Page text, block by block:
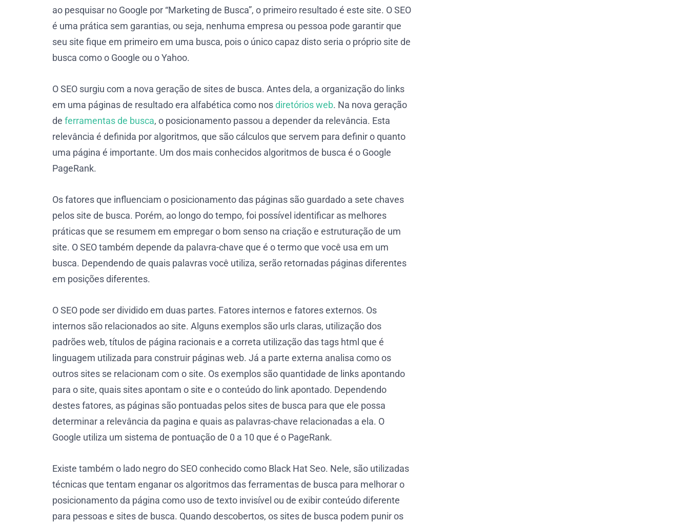
ao pesquisar no Google por “Marketing de Busca”, o primeiro resultado é este site. O SEO
é uma prática sem garantias, ou seja, nenhuma empresa ou pessoa pode garantir que
seu site fique em primeiro em uma busca, pois o único capaz disto seria o próprio site de
busca como o Google ou o Yahoo.
O SEO surgiu com a nova geração de sites de busca. Antes dela, a organização do links
em uma páginas de resultado era alfabética como nosdiretórios web. Na nova geração
de ferramentas de busca, o posicionamento passou a depender da relevância. Esta
relevância é definida por algoritmos, que são cálculos que servem para definir o quanto
uma página é importante. Um dos mais conhecidos algoritmos de busca é o Google
PageRank.
Os fatores que influenciam o posicionamento das páginas são guardado a sete chaves
pelos site de busca. Porém, ao longo do tempo, foi possível identificar as melhores
práticas que se resumem em empregar o bom senso na criação e estruturação de um
site. O SEO também depende da palavra-chave que é o termo que você usa em um
busca. Dependendo de quais palavras você utiliza, serão retornadas páginas diferentes
em posições diferentes.
O SEO pode ser dividido em duas partes. Fatores internos e fatores externos. Os
internos são relacionados ao site. Alguns exemplos são urls claras, utilização dos
padrões web, títulos de página racionais e a correta utilização das tags html que é
linguagem utilizada para construir páginas web. Já a parte externa analisa como os
outros sites se relacionam com o site. Os exemplos são quantidade de links apontando
para o site, quais sites apontam o site e o conteúdo do link apontado. Dependendo
destes fatores, as páginas são pontuadas pelos sites de busca para que ele possa
determinar a relevância da pagina e quais as palavras-chave relacionadas a ela. O
Google utiliza um sistema de pontuação de 0 a 10 que é o PageRank.
Existe também o lado negro do SEO conhecido como Black Hat Seo. Nele, são utilizadas
técnicas que tentam enganar os algoritmos das ferramentas de busca para melhorar o
posicionamento da página como uso de texto invisível ou de exibir conteúdo diferente
para pessoas e sites de busca. Quando descobertos, os sites de busca podem punir os